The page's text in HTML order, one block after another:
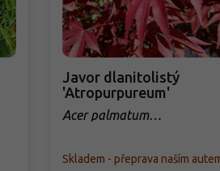
Javor dlanitolistý
'Atropurpureum'
Acer palmatum
Skladem - přeprava naším